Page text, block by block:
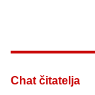
Chat čitatelja